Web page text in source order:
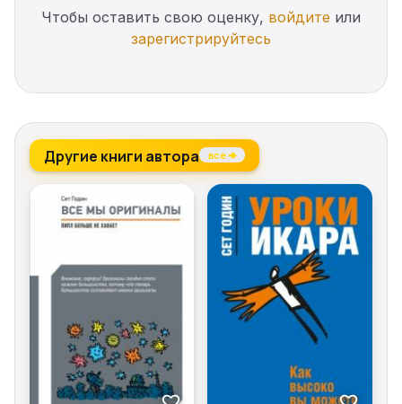
Чтобы оставить свою оценку, войдите или
зарегистрируйтесь
Другие книги автора все →